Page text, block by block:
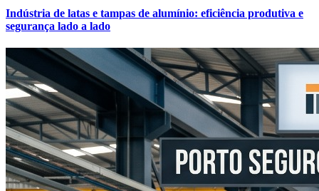
Indústria de latas e tampas de alumínio: eficiência produtiva e
segurança lado a lado